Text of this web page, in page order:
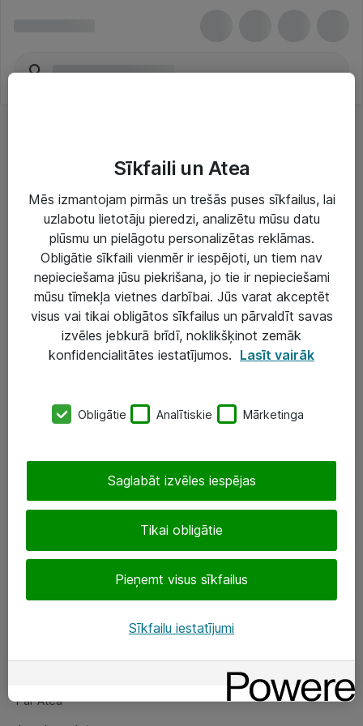
Risinājumi & Pakalpojumi
IT serviss un atbalsts
IT infrastruktūra
Darba vietu IT risinājumi
Serveri un datu centri
SIA „ATEA”
eShop@atea.lv
Sekojiet mums
Par Atea
Par Atea
Sīkfaili un Atea
Mēs izmantojam pirmās un trešās puses sīkfailus, lai
uzlabotu lietotāju pieredzi, analizētu mūsu datu
plūsmu un pielāgotu personalizētas reklāmas.
Obligātie sīkfaili vienmēr ir iespējoti, un tiem nav
nepieciešama jūsu piekrišana, jo tie ir nepieciešami
mūsu tīmekļa vietnes darbībai. Jūs varat akceptēt
visus vai tikai obligātos sīkfailus un pārvaldīt savas
izvēles jebkurā brīdī, noklikšķinot zemāk
konfidencialitātes iestatījumos. Lasīt vairāk
Obligātie Analītiskie Mārketinga
Tikai obligātie
Pieņemt visus sīkfailus
Saglabāt izvēles iespējas
Sīkfailu iestatījumi